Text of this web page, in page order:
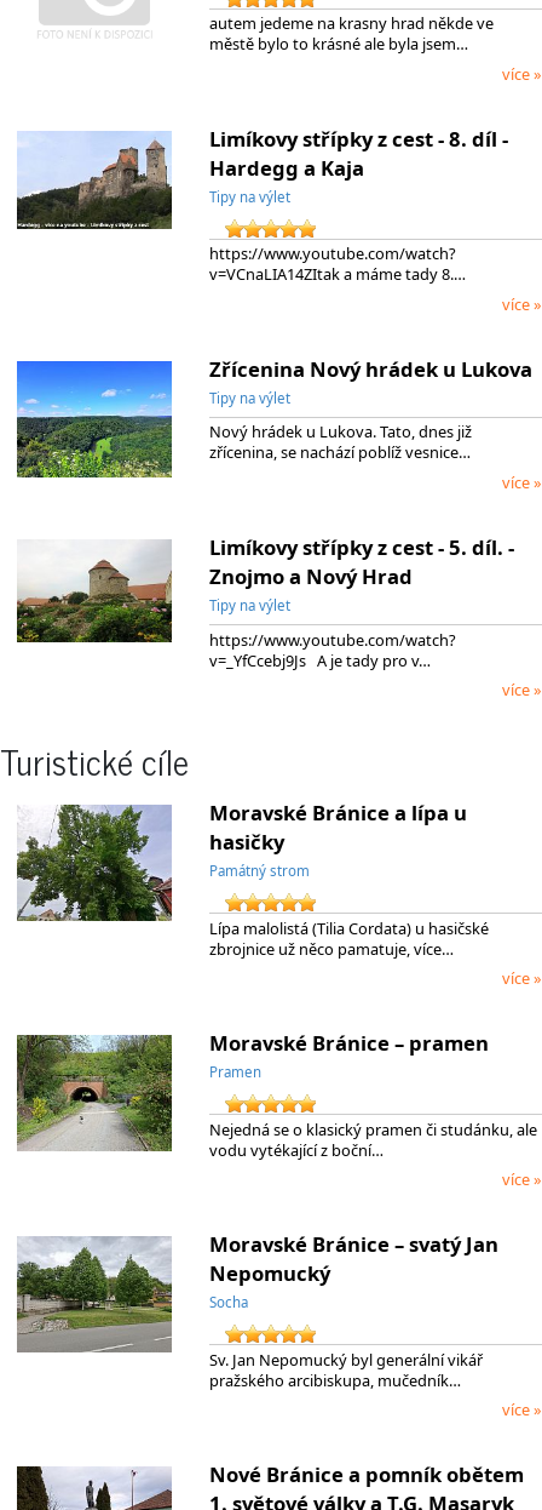
autem jedeme na krasny hrad někde ve
městě bylo to krásné ale byla jsem…
více »
Limíkovy střípky z cest - 8. díl -
Hardegg a Kaja
Tipy na výlet
https://www.youtube.com/watch?
v=VCnaLIA14ZItak a máme tady 8.…
více »
Zřícenina Nový hrádek u Lukova
Tipy na výlet
Nový hrádek u Lukova. Tato, dnes již
zřícenina, se nachází poblíž vesnice…
více »
Limíkovy střípky z cest - 5. díl. -
Znojmo a Nový Hrad
Tipy na výlet
https://www.youtube.com/watch?
v=_YfCcebj9Js A je tady pro v…
více »
Turistické cíle
Moravské Bránice a lípa u
hasičky
Památný strom
Lípa malolistá (Tilia Cordata) u hasičské
zbrojnice už něco pamatuje, více…
více »
Moravské Bránice – pramen
Pramen
Nejedná se o klasický pramen či studánku, ale
vodu vytékající z boční…
více »
Moravské Bránice – svatý Jan
Nepomucký
Socha
Sv. Jan Nepomucký byl generální vikář
pražského arcibiskupa, mučedník…
více »
Nové Bránice a pomník obětem
1. světové války a T.G. Masaryk